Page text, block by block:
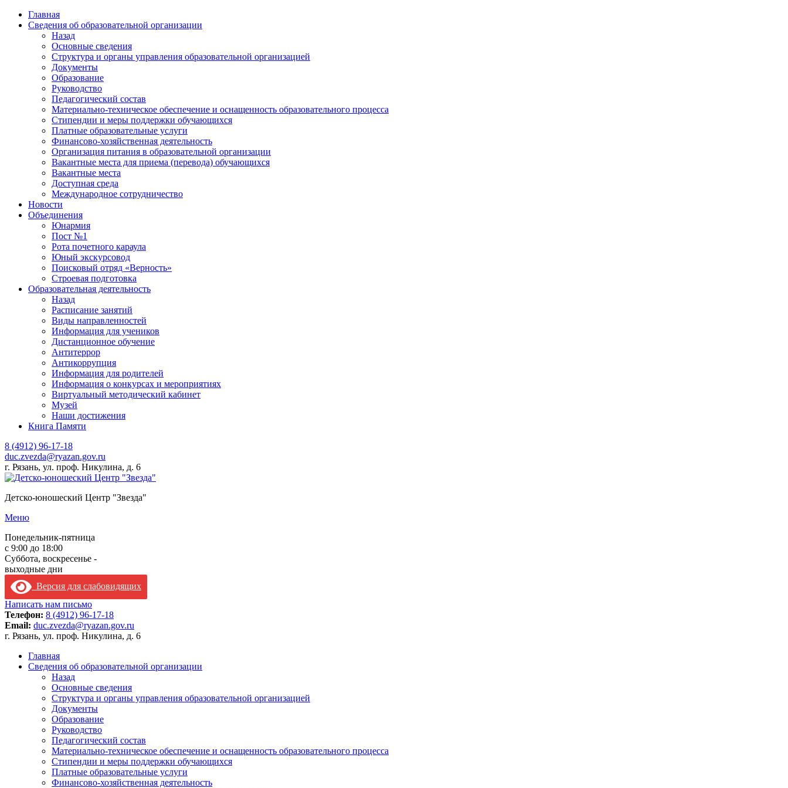
Skip
Главная
Сведения об образовательной организации
Назад
Основные сведения
Структура и органы управления образовательной организацией
Документы
Образование
Руководство
Педагогический состав
Материально-техническое обеспечение и оснащенность образовательного процесса
Стипендии и меры поддержки обучающихся
Платные образовательные услуги
Финансово-хозяйственная деятельность
Организация питания в образовательной организации
Вакантные места для приема (перевода) обучающихся
Вакантные места
Доступная среда
Международное сотрудничество
Новости
Объединения
Юнармия
Пост №1
Рота почетного караула
Юный экскурсовод
Поисковый отряд «Верность»
Строевая подготовка
Образовательная деятельность
Назад
Расписание занятий
Виды направленностей
Информация для учеников
Дистанционное обучение
Антитеррор
Антикоррупция
Информация для родителей
Информация о конкурсах и мероприятиях
Виртуальный методический кабинет
Музей
Наши достижения
Книга Памяти
8 (4912) 96-17-18
duc.zvezda@ryazan.gov.ru
г. Рязань, ул. проф. Никулина, д. 6
Детско-юношеский Центр "Звезда"
Меню
Понедельник-пятница
с 9:00 до 18:00
Суббота, воскресенье -
выходные дни
Версия для слабовидящих
Написать нам письмо
Телефон: 8 (4912) 96-17-18
Email: duc.zvezda@ryazan.gov.ru
г. Рязань, ул. проф. Никулина, д. 6
Главная
Сведения об образовательной организации
Назад
Основные сведения
Структура и органы управления образовательной организацией
Документы
Образование
Руководство
Педагогический состав
Материально-техническое обеспечение и оснащенность образовательного процесса
Стипендии и меры поддержки обучающихся
Платные образовательные услуги
Финансово-хозяйственная деятельность